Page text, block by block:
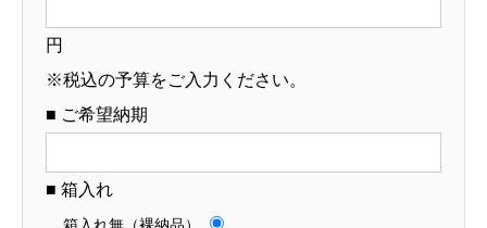
円
※税込の予算をご入力ください。
■ ご希望納期
■ 箱入れ